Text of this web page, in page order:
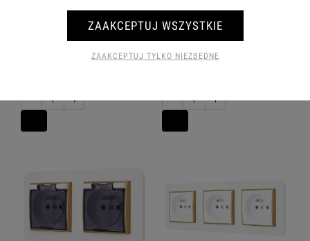
zaokrągloną seria MINI kolor biały
− +
zaokrągloną seria MINI kolor biały
− +
ZAAKCEPTUJ TYLKO NIEZBĘDNE
ZAAKCEPTUJ WSZYSTKIE